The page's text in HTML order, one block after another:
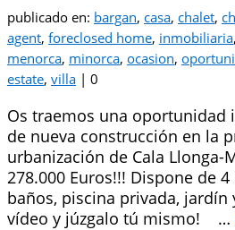
publicado en: bargan, casa, chalet,
agent, foreclosed home, inmobiliaria,
menorca, minorca, ocasion,
estate, villa | 0
Os traemos una oportunidad
de nueva construcción en la
urbanización de Cala Llonga-
278.000 Euros!!! Dispone de
baños, piscina privada, jardín
vídeo y júzgalo tú mismo! …